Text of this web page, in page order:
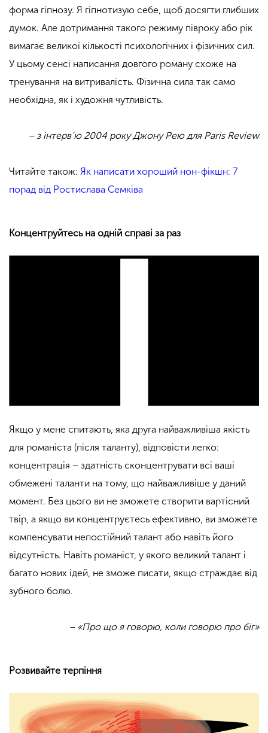
форма гіпнозу. Я гіпнотизую себе, щоб досягти глибших
думок. Але дотримання такого режиму півроку або рік
вимагає великої кількості психологічних і фізичних сил.
У цьому сенсі написання довгого роману схоже на
тренування на витривалість. Фізична сила так само
необхідна, як і художня чутливість.
– з інтерв’ю 2004 року Джону Рею для Paris Review
Читайте також: Як написати хороший нон-фікшн: 7
порад від Ростислава Семківа
Концентруйтесь на одній справі за раз
Якщо у мене спитають, яка друга найважливіша якість
для романіста (після таланту), відповісти легко:
концентрація – здатність сконцентрувати всі ваші
обмежені таланти на тому, що найважливіше у даний
момент. Без цього ви не зможете створити вартісний
твір, а якщо ви концентруєтесь ефективно, ви зможете
компенсувати непостійний талант або навіть його
відсутність. Навіть романіст, у якого великий талант і
багато нових ідей, не зможе писати, якщо страждає від
зубного болю.
– «Про що я говорю, коли говорю про біг»
Розвивайте терпіння